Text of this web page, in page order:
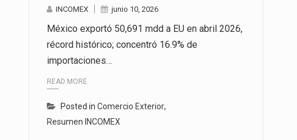
INCOMEX junio 10, 2026
México exportó 50,691 mdd a EU en abril 2026,
récord histórico; concentró 16.9% de
importaciones…
READ MORE
Posted in Comercio Exterior,
Resumen INCOMEX